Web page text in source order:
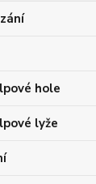
hole
lyže